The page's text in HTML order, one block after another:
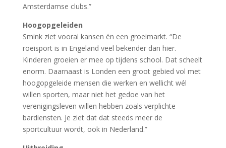
Amsterdamse clubs.”
Hoogopgeleiden
Smink ziet vooral kansen én een groeimarkt. “De
roeisport is in Engeland veel bekender dan hier.
Kinderen groeien er mee op tijdens school. Dat scheelt
enorm. Daarnaast is Londen een groot gebied vol met
hoogopgeleide mensen die werken en wellicht wél
willen sporten, maar niet het gedoe van het
verenigingsleven willen hebben zoals verplichte
bardiensten. Je ziet dat dat steeds meer de
sportcultuur wordt, ook in Nederland.”